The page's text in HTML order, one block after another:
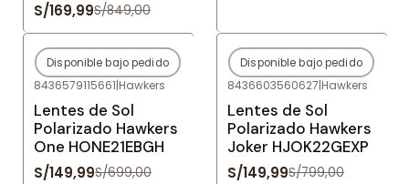
S/169,99S/849,00
-79%OFF
Agotado
Disponible bajo pedido
8436579115661|Hawkers
Lentes de Sol
Polarizado Hawkers
One HONE21EBGH
S/149,99S/699,00
-81%OFF
Agotado
Disponible bajo pedido
8436603560627|Hawkers
Lentes de Sol
Polarizado Hawkers
Joker HJOK22GEXP
S/149,99S/799,00